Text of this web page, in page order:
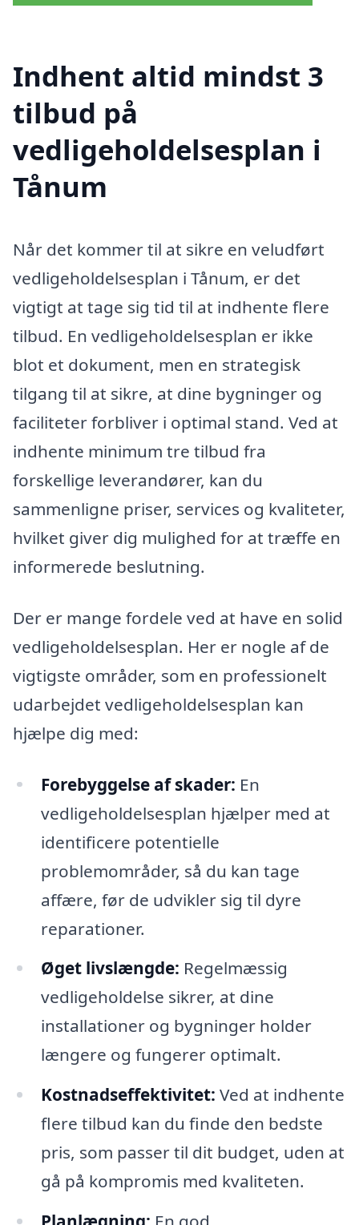
Indhent altid mindst 3
tilbud på
vedligeholdelsesplan i
Tånum
Når det kommer til at sikre en veludført
vedligeholdelsesplan i Tånum, er det
vigtigt at tage sig tid til at indhente flere
tilbud. En vedligeholdelsesplan er ikke
blot et dokument, men en strategisk
tilgang til at sikre, at dine bygninger og
faciliteter forbliver i optimal stand. Ved at
indhente minimum tre tilbud fra
forskellige leverandører, kan du
sammenligne priser, services og kvaliteter,
hvilket giver dig mulighed for at træffe en
informerede beslutning.
Der er mange fordele ved at have en solid
vedligeholdelsesplan. Her er nogle af de
vigtigste områder, som en professionelt
udarbejdet vedligeholdelsesplan kan
hjælpe dig med:
Forebyggelse af skader: En
vedligeholdelsesplan hjælper med at
identificere potentielle
problemområder, så du kan tage
affære, før de udvikler sig til dyre
reparationer.
Øget livslængde: Regelmæssig
vedligeholdelse sikrer, at dine
installationer og bygninger holder
længere og fungerer optimalt.
Kostnadseffektivitet: Ved at indhente
flere tilbud kan du finde den bedste
pris, som passer til dit budget, uden at
gå på kompromis med kvaliteten.